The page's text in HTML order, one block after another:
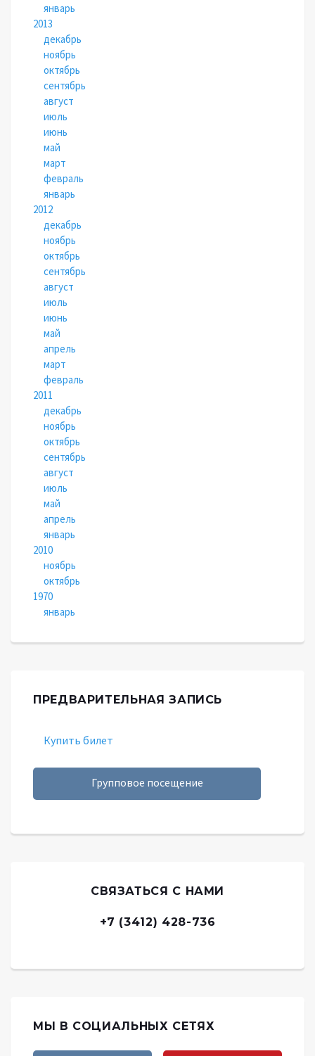
январь
2013
декабрь
ноябрь
октябрь
сентябрь
август
июль
июнь
май
март
февраль
январь
2012
декабрь
ноябрь
октябрь
сентябрь
август
июль
июнь
май
апрель
март
февраль
2011
декабрь
ноябрь
октябрь
сентябрь
август
июль
май
апрель
январь
2010
ноябрь
октябрь
1970
январь
ПРЕДВАРИТЕЛЬНАЯ ЗАПИСЬ
Купить билет
Групповое посещение
СВЯЗАТЬСЯ С НАМИ
+7 (3412) 428-736
МЫ В СОЦИАЛЬНЫХ СЕТЯХ